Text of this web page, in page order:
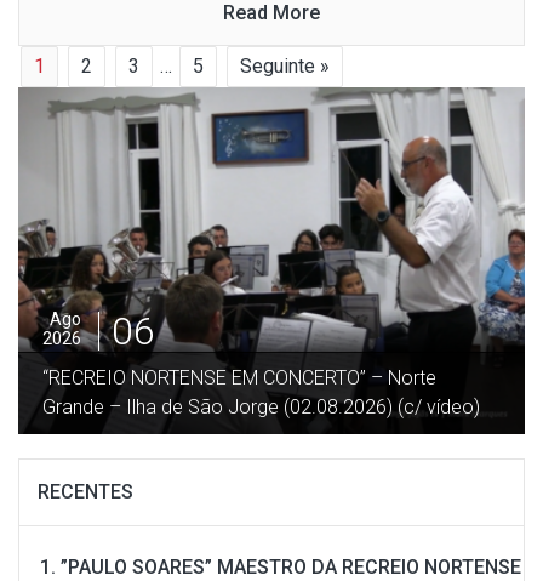
Read More
1 2 3 … 5 Seguinte »
Ago
2026
05
”DESGARRADA” – Festa no Terreiro da Macela –
Beira / Velas – Ilha São Jorge (27.07.2026) (c/ vídeo)
RECENTES
”PAULO SOARES” MAESTRO DA RECREIO NORTENSE